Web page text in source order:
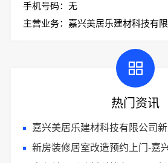
手机号码：无
主营业务：嘉兴美居乐建材科技有
热门资讯
嘉兴美居乐建材科技有限公司
新房装修居室改造预约上门-嘉